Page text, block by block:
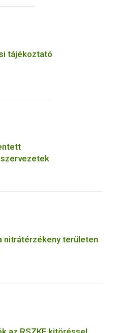
tájékoztató
nitrátérzékeny területen